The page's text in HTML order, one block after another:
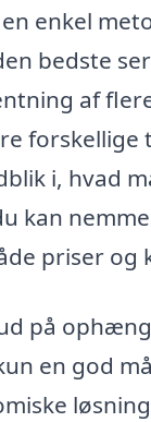
enkel
bedste
af
forskellige
i, hvad
kan
priser og
på
en god